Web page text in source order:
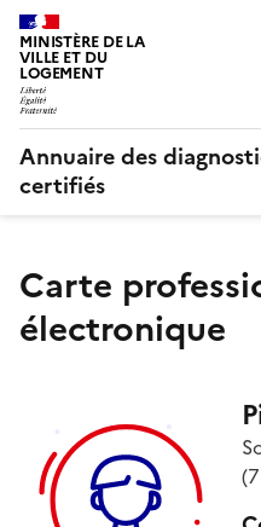
MINISTÈRE DE LA
VILLE ET DU
LOGEMENT
Annuaire des
certifiés
Carte
électronique